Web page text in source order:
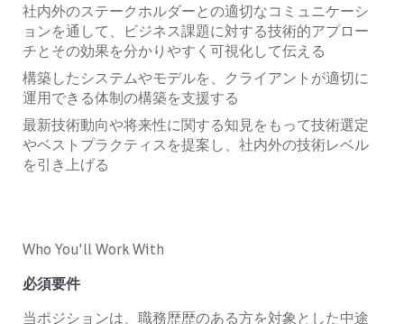
社内外のステークホルダーとの適切なコミュニケーシ
ョンを通して、ビジネス課題に対する技術的アプロー
チとその効果を分かりやすく可視化して伝える
構築したシステムやモデルを、クライアントが適切に
運用できる体制の構築を支援する
最新技術動向や将来性に関する知見をもって技術選定
やベストプラクティスを提案し、社内外の技術レベル
を引き上げる
Who You'll Work With
必須要件
当ポジションは、職務歴歴のある方を対象とした中途